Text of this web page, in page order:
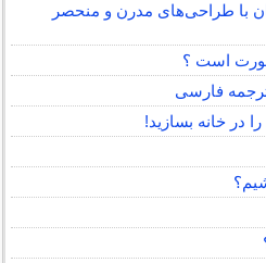
با طراحی‌های مدرن و منحصر
است ؟
فارسی
در خانه بسازید!